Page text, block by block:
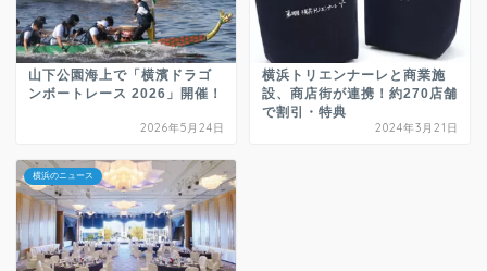
山下公園海上で「横濱ドラゴ
ンボートレース 2026」開催！
2026年5月24日
横浜トリエンナーレと商業施
設、商店街が連携！約270店舗
で割引・特典
2024年3月21日
横浜のニュース